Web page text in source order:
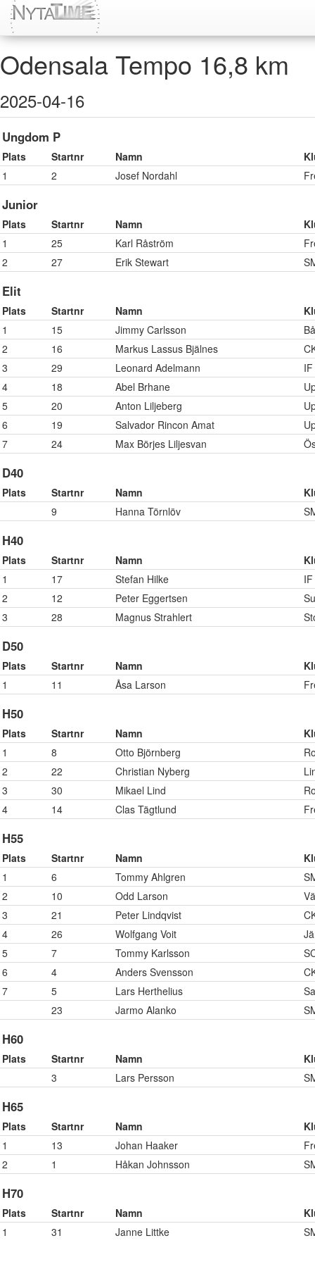
Odensala Tempo 16,8 km
2025-04-16
Ungdom P
Plats Startnr Namn
1
2 Josef Nordahl
Junior
Plats Startnr Namn
1
25 Karl Råström
2
27 Erik Stewart
Elit
Plats Startnr Namn
1
15 Jimmy Carlsson
2
16 Markus Lassus Bjälnes
3
29 Leonard Adelmann
4
18 Abel Brhane
5
20 Anton Liljeberg
6
19 Salvador Rincon Amat
7
24 Max Börjes Liljesvan
D40
Plats Startnr Namn
9
Hanna Törnlöv
H40
Plats Startnr Namn
1
17 Stefan Hilke
2
12 Peter Eggertsen
3
28 Magnus Strahlert
D50
Plats Startnr Namn
1
11 Åsa Larson
H50
Plats Startnr Namn
1
8 Otto Björnberg
2
22 Christian Nyberg
3
30 Mikael Lind
4
14 Clas Tägtlund
H55
Plats Startnr Namn
1
6 Tommy Ahlgren
2
10 Odd Larson
3
21 Peter Lindqvist
4
26 Wolfgang Voit
5
7 Tommy Karlsson
6
4 Anders Svensson
7
5 Lars Herthelius
23
Jarmo Alanko
H60
Plats Startnr Namn
3
Lars Persson
H65
Plats Startnr Namn
1
13 Johan Haaker
2
1 Håkan Johnsson
H70
Plats Startnr Namn
1
31 Janne Littke